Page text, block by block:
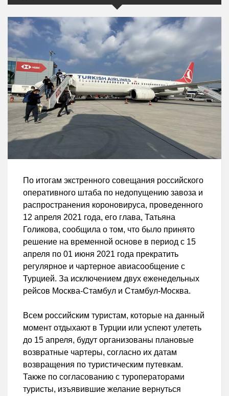
По итогам экстренного совещания российского
оперативного штаба по недопущению завоза и
распространения короновируса, проведенного
12 апреля 2021 года, его глава, Татьяна
Голикова, сообщила о том, что было принято
решение на временной основе в период с 15
апреля по 01 июня 2021 года прекратить
регулярное и чартерное авиасообщение с
Турцией. За исключением двух еженедельных
рейсов Москва-Стамбул и Стамбул-Москва.
Всем российским туристам, которые на данный
момент отдыхают в Турции или успеют улететь
до 15 апреля, будут организованы плановые
возвратные чартеры, согласно их датам
возвращения по туристическим путевкам.
Также по согласованию с туроператорами
туристы, изъявившие желание вернуться